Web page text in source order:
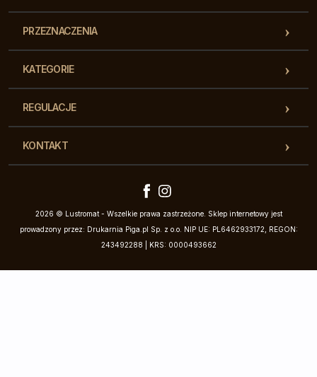
PRZEZNACZENIA
KATEGORIE
REGULACJE
KONTAKT
2026 © Lustromat - Wszelkie prawa zastrzeżone. Sklep internetowy jest
prowadzony przez: Drukarnia Piga.pl Sp. z o.o. NIP UE: PL6462933172, REGON:
243492288 | KRS: 0000493662